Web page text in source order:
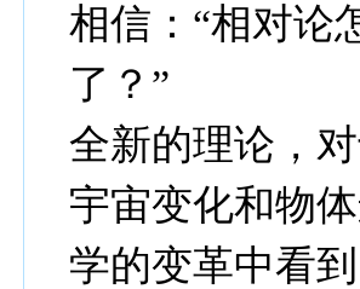
相信：“相对论
了？”
全新的理论，
宇宙变化和物
学的变革中看到